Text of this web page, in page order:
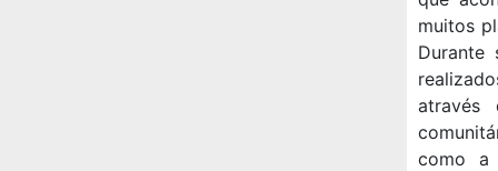
muitos
Durante
como a